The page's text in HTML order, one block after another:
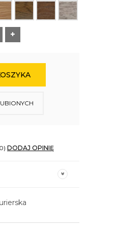
DODAJ OPINIĘ